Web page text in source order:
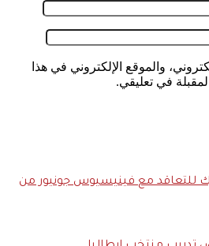
والموقع الإلكتروني في هذا
في تعليقي.
للتعاقد مع فينيسيوس جونيور من